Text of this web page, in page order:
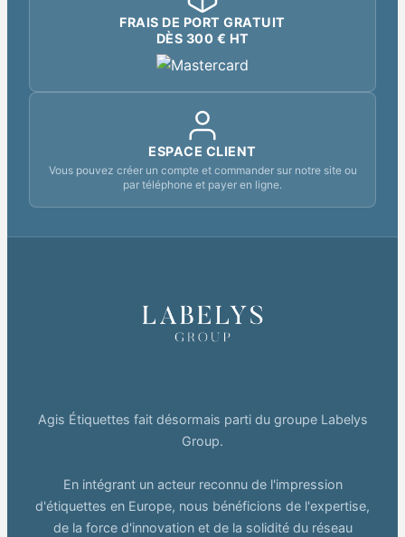
FRAIS DE PORT GRATUIT
DÈS 300 € HT
ESPACE CLIENT
Vous pouvez créer un compte et commander sur notre site ou
par téléphone et payer en ligne.
Agis Étiquettes fait désormais parti du groupe Labelys
Group.
En intégrant un acteur reconnu de l'impression
d'étiquettes en Europe, nous bénéficions de l'expertise,
de la force d'innovation et de la solidité du réseau